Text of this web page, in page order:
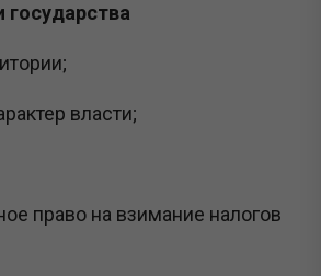
государства
власти;
право на взимание налогов